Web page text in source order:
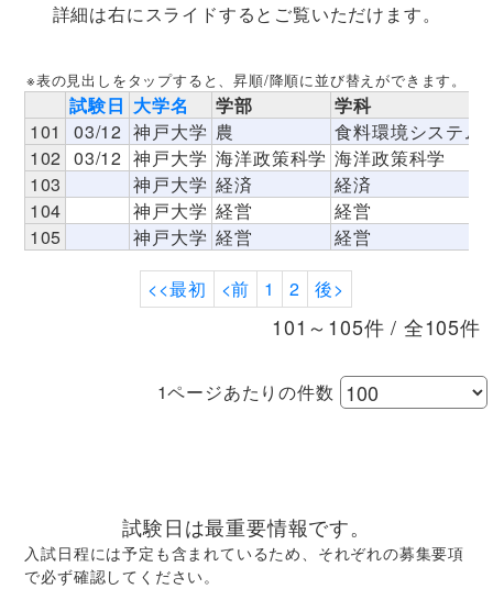
詳細は右にスライドするとご覧いただけます。
※表の見出しをタップすると、昇順/降順に並び替えができます。
試験日 大学名 学部
学科
101
03/12 神戸大学 農
食料環境システム
102 03/12 神戸大学 海洋政策科学 海洋政策科学
103
神戸大学 経済
経済
104
神戸大学 経営
経営
105
神戸大学 経営 経営
<<最初 <前 1 2 後>
101～105件 / 全105件
1ページあたりの件数
試験日は最重要情報です。
入試日程には予定も含まれているため、それぞれの募集要項
で必ず確認してください。